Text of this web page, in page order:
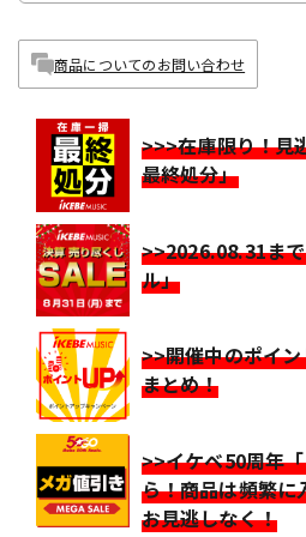
商品についてのお問い合わせ
>>>在庫限り！見
最終処分」
>>2026.08.31ま
ル」
>>開催中のポイ
まとめ！
>>イケベ50周年
ら！商品は頻繁に
お見逃しなく！